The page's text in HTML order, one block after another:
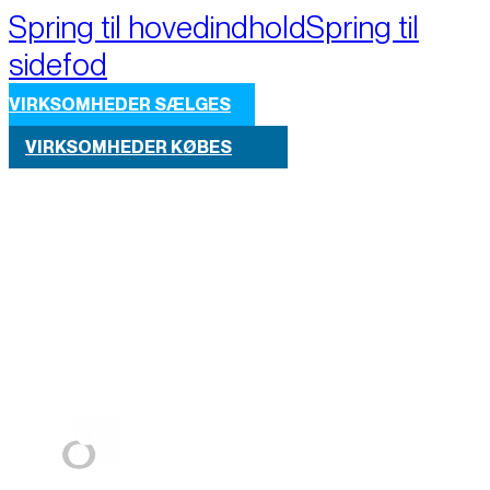
Spring til hovedindholdSpring til
sidefod
VIRKSOMHEDER SÆLGES
VIRKSOMHEDER KØBES